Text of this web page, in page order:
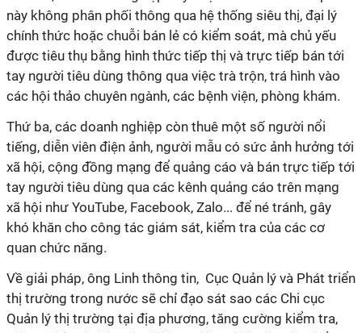
này không phân phối thông qua hệ thống siêu thị, đại lý
chính thức hoặc chuỗi bán lẻ có kiểm soát, mà chủ yếu
được tiêu thụ bằng hình thức tiếp thị và trực tiếp bán tới
tay người tiêu dùng thông qua việc trà trộn, trá hình vào
các hội thảo chuyên ngành, các bệnh viện, phòng khám.
Thứ ba, các doanh nghiệp còn thuê một số người nổi
tiếng, diễn viên điện ảnh, người mẫu có sức ảnh hưởng tới
xã hội, cộng đồng mạng để quảng cáo và bán trực tiếp tới
tay người tiêu dùng qua các kênh quảng cáo trên mạng
xã hội như YouTube, Facebook, Zalo... để né tránh, gây
khó khăn cho công tác giám sát, kiểm tra của các cơ
quan chức năng.
Về giải pháp, ông Linh thông tin, Cục Quản lý và Phát triển
thị trường trong nước sẽ chỉ đạo sát sao các Chi cục
Quản lý thị trường tại địa phương, tăng cường kiểm tra,